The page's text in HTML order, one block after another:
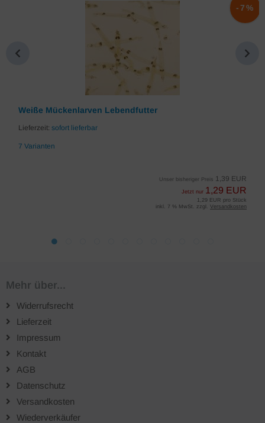
Weiße Mückenlarven Lebendfutter
Lieferzeit: sofort lieferbar
7 Varianten
Unser bisheriger Preis 1,39 EUR
Jetzt nur 1,29 EUR
-7%
1,29 EUR pro Stück
inkl. 7 % MwSt. zzgl. Versandkosten
Mehr über...
Widerrufsrecht
Lieferzeit
Impressum
Kontakt
AGB
Datenschutz
Versandkosten
Wiederverkäufer